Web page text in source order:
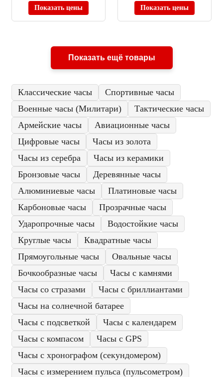
Показать цены Показать цены
Показать ещё товары
Классические часы
Спортивные часы
Военные часы (Милитари)
Тактические часы
Армейские часы
Авиационные часы
Цифровые часы
Часы из золота
Часы из серебра
Часы из керамики
Бронзовые часы
Деревянные часы
Алюминиевые часы
Платиновые часы
Карбоновые часы
Прозрачные часы
Ударопрочные часы
Водостойкие часы
Круглые часы
Квадратные часы
Прямоугольные часы
Овальные часы
Бочкообразные часы
Часы с камнями
Часы со стразами
Часы с бриллиантами
Часы на солнечной батарее
Часы с подсветкой
Часы с календарем
Часы с компасом
Часы с GPS
Часы с хронографом (секундомером)
Часы с измерением пульса (пульсометром)